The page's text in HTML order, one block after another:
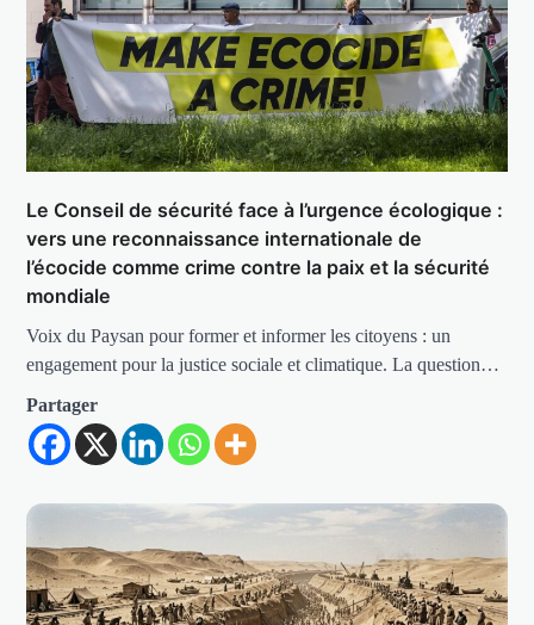
Le Conseil de sécurité face à l’urgence écologique :
vers une reconnaissance internationale de
l’écocide comme crime contre la paix et la sécurité
mondiale
Voix du Paysan pour former et informer les citoyens : un
engagement pour la justice sociale et climatique. La question…
Partager